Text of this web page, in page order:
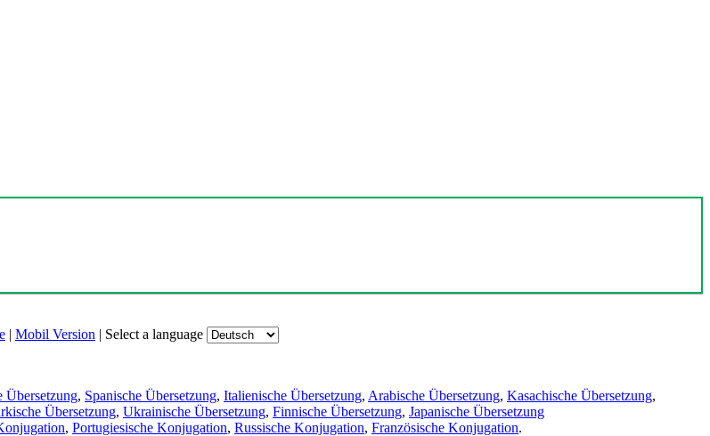
| Mobil Version | Select a language
Übersetzung, Spanische Übersetzung, Italienische Übersetzung, Arabische Übersetzung, Kasachische Übersetzung,
Übersetzung, Ukrainische Übersetzung, Finnische Übersetzung, Japanische Übersetzung
, Portugiesische Konjugation, Russische Konjugation, Französische Konjugation.